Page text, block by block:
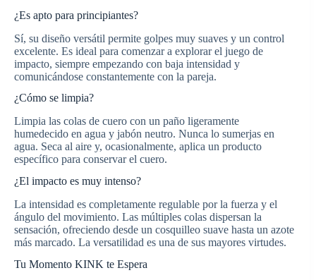
¿Es apto para principiantes?
Sí, su diseño versátil permite golpes muy suaves y un control
excelente. Es ideal para comenzar a explorar el juego de
impacto, siempre empezando con baja intensidad y
comunicándose constantemente con la pareja.
¿Cómo se limpia?
Limpia las colas de cuero con un paño ligeramente
humedecido en agua y jabón neutro. Nunca lo sumerjas en
agua. Seca al aire y, ocasionalmente, aplica un producto
específico para conservar el cuero.
¿El impacto es muy intenso?
La intensidad es completamente regulable por la fuerza y el
ángulo del movimiento. Las múltiples colas dispersan la
sensación, ofreciendo desde un cosquilleo suave hasta un azote
más marcado. La versatilidad es una de sus mayores virtudes.
Tu Momento KINK te Espera